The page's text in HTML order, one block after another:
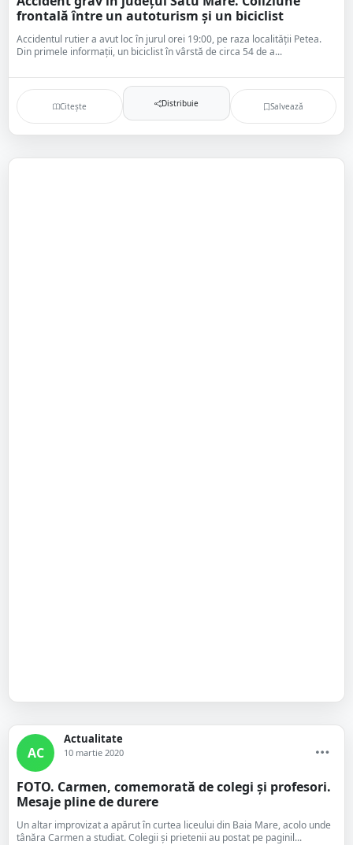
frontală între un autoturism și un biciclist
Accidentul rutier a avut loc în jurul orei 19:00, pe raza localității Petea.
Din primele informații, un biciclist în vârstă de circa 54 de a...
Citește Distribuie Salvează
AC
Actualitate
10 martie 2020
FOTO. Carmen, comemorată de colegi și profesori.
Mesaje pline de durere
Un altar improvizat a apărut în curtea liceului din Baia Mare, acolo unde
tânăra Carmen a studiat. Colegii și prietenii au postat pe paginil...